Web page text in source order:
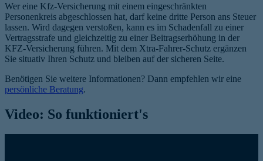
Wer eine Kfz-Versicherung mit einem eingeschränkten
Personenkreis abgeschlossen hat, darf keine dritte Person ans Steuer
lassen. Wird dagegen verstoßen, kann es im Schadenfall zu einer
Vertragsstrafe und gleichzeitig zu einer Beitragserhöhung in der
KFZ-Versicherung führen. Mit dem Xtra-Fahrer-Schutz ergänzen
Sie situativ Ihren Schutz und bleiben auf der sicheren Seite.
Benötigen Sie weitere Informationen? Dann empfehlen wir eine
persönliche Beratung.
Video: So funktioniert's